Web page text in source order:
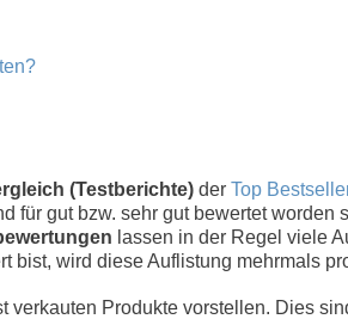
(Testberichte) der Top
für gut bzw. sehr gut bewertet worden
lassen in der Regel viele
bist, wird diese Auflistung mehrmals
Produkte vorstellen. Dies